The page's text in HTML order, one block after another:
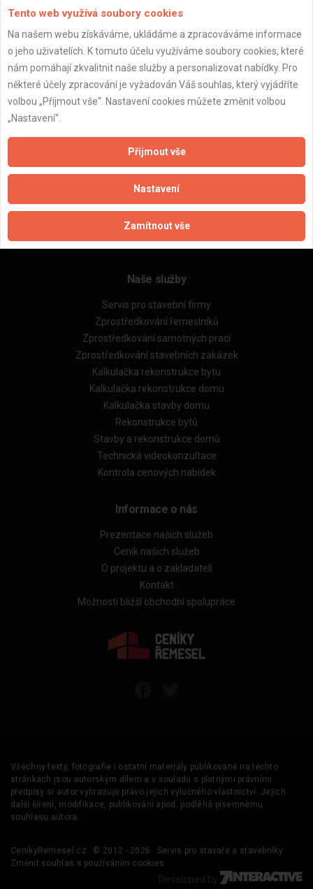
Aktualizováno z portálu ARES dne 29.12.2023 10:30:16
Zpracování a ochrana osobních údajů
Zásady pro používání souborů cookie
Obchodní podmínky (zprostředkování)
Obchodní podmínky (rozpočtování)
Reference
Naše excelové tabulky online
Naše služby
Servis pro stavební firmy
Zprostředkování řemeslníků
Zprostředkování samotných prací
Zprostředkování stavebních zakázek
Kalkulačka rekonstrukce bytu
Kalkulačka rekonstrukce domu
Kalkulačka stavby domu
Rekonstrukce bytů
Stavby a rekonstrukce domů
Technická videokonzultace
Kontrola cenových nabídek
Informace o nás
Prezentace našich služeb
Ceník našich služeb
O projektu a o zakladateli
Kontakt
Možnosti bližší obchodní spolupráce
Všechny texty, fotografie i ostatní materiály publikované na těchto
stránkách jsou autorským dílem a v souladu s platnými právními
předpisy si autor vyhrazuje právo jejich výlučného vlastnictví. Jejich
další šíření, modifikace, publikování apod. podléhá písemnému
souhlasu autora.
CenikyRemesel.cz © 2012 - 2026
Servis pro stavaře a stavebníky
Změnit souhlas s používáním cookies
Developed by
Tento web využívá soubory cookies
Na našem webu získáváme, ukládáme a zpracováváme informace
o jeho uživatelích. K tomuto účelu využíváme soubory cookies, které
nám pomáhají zkvalitnit naše služby a personalizovat nabídky. Pro
některé účely zpracování je vyžadován Váš souhlas, který vyjádříte
volbou „Přijmout vše“. Nastavení cookies můžete změnit volbou
„Nastavení“.
Přijmout vše
Nastavení
Zamítnout vše